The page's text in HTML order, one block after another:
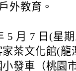
外教育。
5 月 7 日(星
茶文化館(龍
發車（桃園